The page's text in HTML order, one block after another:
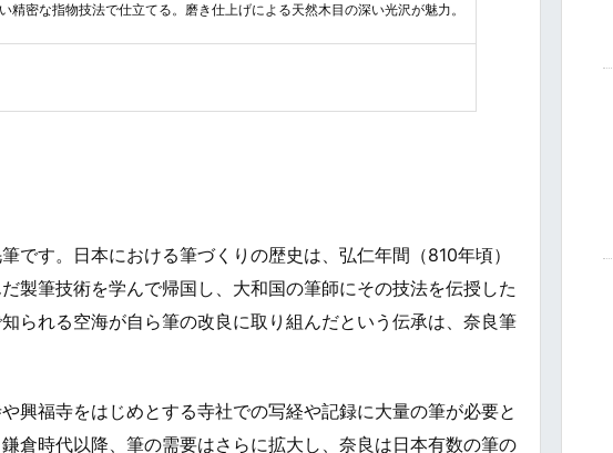
密な指物技法で仕立てる。磨き仕上げによる天然木目の深い光沢が魅力。
す。日本における筆づくりの歴史は、弘仁年間（810年頃）
製筆技術を学んで帰国し、大和国の筆師にその技法を伝授した
られる空海が自ら筆の改良に取り組んだという伝承は、奈良筆
興福寺をはじめとする寺社での写経や記録に大量の筆が必要と
倉時代以降、筆の需要はさらに拡大し、奈良は日本有数の筆の